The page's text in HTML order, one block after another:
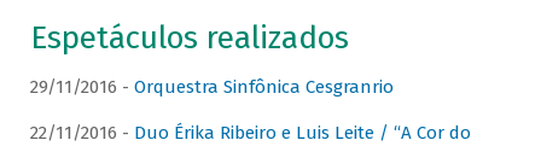
Espetáculos realizados
29/11/2016 - Orquestra Sinfônica Cesgranrio
22/11/2016 - Duo Érika Ribeiro e Luis Leite / “A Cor do